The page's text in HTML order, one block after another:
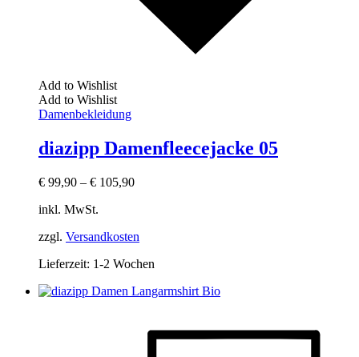
Add to Wishlist
Add to Wishlist
Damenbekleidung
diazipp Damenfleecejacke 05
€ 99,90 – € 105,90
inkl. MwSt.
zzgl. Versandkosten
Lieferzeit: 1-2 Wochen